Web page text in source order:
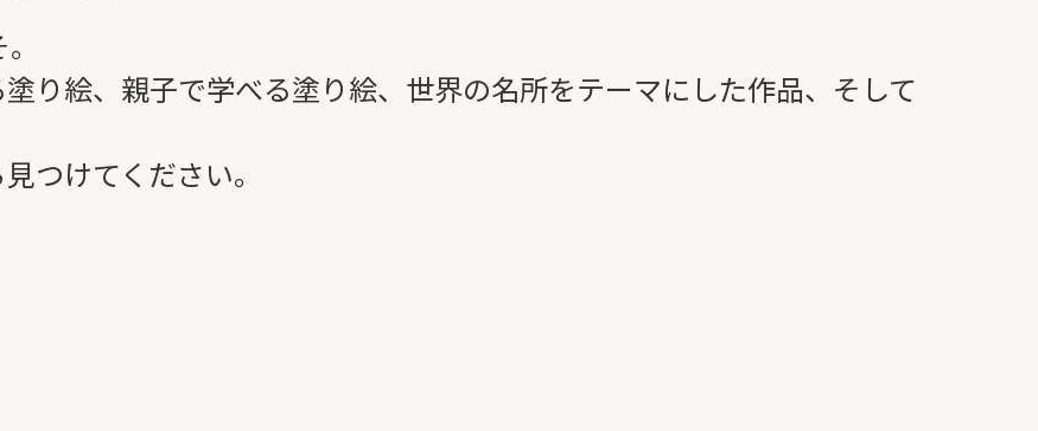
り絵、親子で学べる塗り絵、世界の名所をテーマにした作品、そして
つけてください。